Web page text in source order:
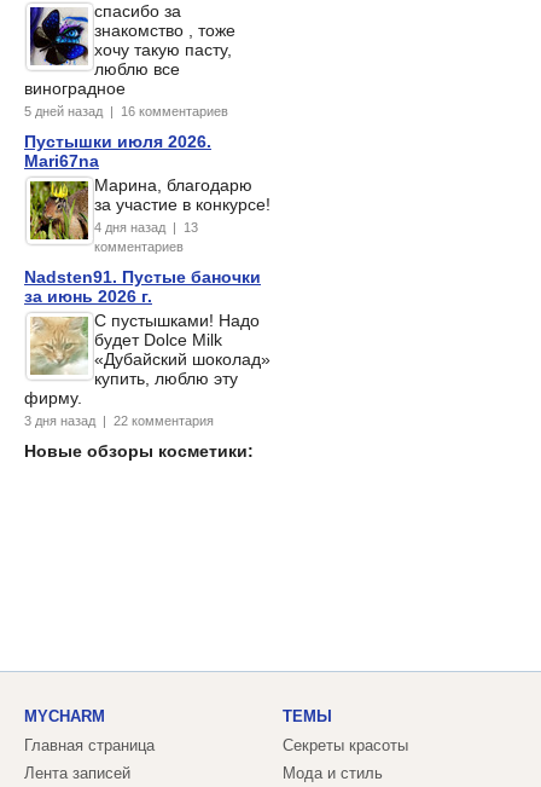
спасибо за
знакомство , тоже
хочу такую пасту,
люблю все
виноградное
5 дней назад | 16 комментариев
Пустышки июля 2026.
Mari67na
Марина, благодарю
за участие в конкурсе!
4 дня назад | 13
комментариев
Nadsten91. Пустые баночки
за июнь 2026 г.
С пустышками! Надо
будет Dolce Milk
«Дубайский шоколад»
купить, люблю эту
фирму.
3 дня назад | 22 комментария
Новые обзоры косметики:
MYCHARM
Главная страница
Лента записей
ТЕМЫ
Секреты красоты
Мода и стиль